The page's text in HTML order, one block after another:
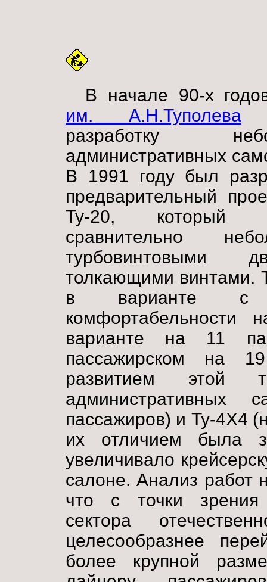
В начале 90-х
им. А.Н.Туполева
разработку
административных
В 1991 году был
предварительный
Ту-20, который
сравнительно
турбовинтовыми
толкающими винтами.
в варианте с
комфортабельности
варианте на 11
пассажирском на
развитием этой
пассажиров) и Ту-4Х4
их отличием была
увеличивало
салоне. Анализ работ
что с точки зрения
сектора
целесообразнее
более крупной